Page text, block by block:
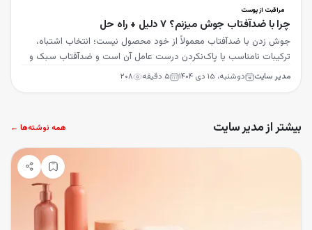
مراقبت از پوست
چرا با ضدآفتاب جوش میزنم؟ 7 دلیل + راه حل
جوش زدن با ضدآفتاب معمولاً از خود محصول نیست؛ انتخاب اشتباه،
ترکیبات نامناسب یا پاک‌نکردن درست عامل آن است و ضدآفتاب سبک و
غیرکومدوژنیک راه‌حل است.
مدیر سایت دوشنبه، ۱۵ دی ۱۴۰۴ ۵ دقیقه ۲۰۸
بیشتر از مدیر سایت همه نوشته‌ها ←